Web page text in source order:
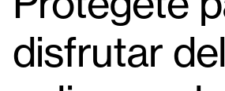
disfrutar del